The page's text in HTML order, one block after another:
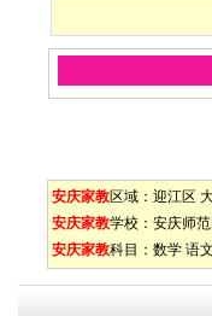
安庆家教区域： 迎江区
安庆家教学校： 安庆师
安庆家教科目： 数学 语文